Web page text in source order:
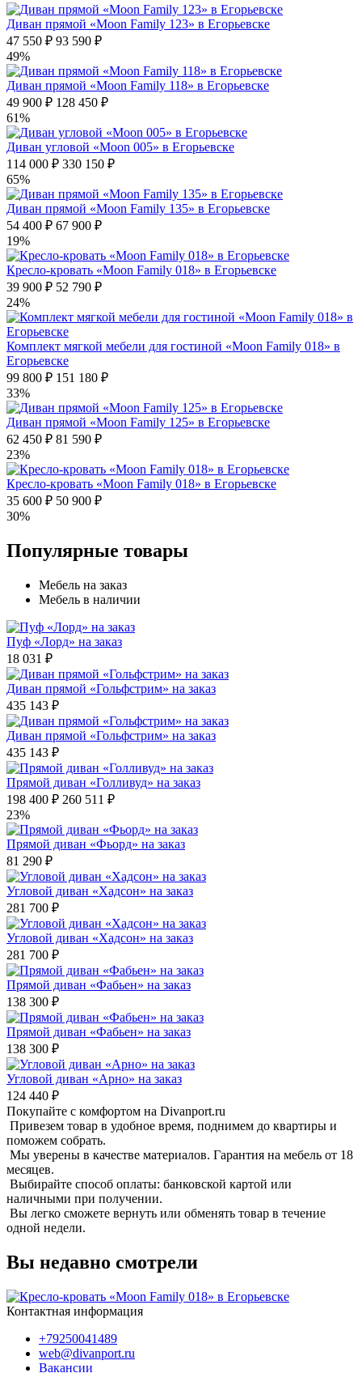
Диван прямой «Moon Family 123» в Егорьевске
47 550 ₽ 93 590 ₽
49%
Диван прямой «Moon Family 118» в Егорьевске
49 900 ₽ 128 450 ₽
61%
Диван угловой «Moon 005» в Егорьевске
114 000 ₽ 330 150 ₽
65%
Диван прямой «Moon Family 135» в Егорьевске
54 400 ₽ 67 900 ₽
19%
Кресло-кровать «Moon Family 018» в Егорьевске
39 900 ₽ 52 790 ₽
24%
Комплект мягкой мебели для гостиной «Moon Family 018» в
Егорьевске
99 800 ₽ 151 180 ₽
33%
Диван прямой «Moon Family 125» в Егорьевске
62 450 ₽ 81 590 ₽
23%
Кресло-кровать «Moon Family 018» в Егорьевске
35 600 ₽ 50 900 ₽
30%
Популярные товары
Мебель на заказ
Мебель в наличии
Пуф «Лорд» на заказ
18 031 ₽
Диван прямой «Гольфстрим» на заказ
435 143 ₽
Диван прямой «Гольфстрим» на заказ
435 143 ₽
Прямой диван «Голливуд» на заказ
198 400 ₽ 260 511 ₽
23%
Прямой диван «Фьорд» на заказ
81 290 ₽
Угловой диван «Хадсон» на заказ
281 700 ₽
Угловой диван «Хадсон» на заказ
281 700 ₽
Прямой диван «Фабьен» на заказ
138 300 ₽
Прямой диван «Фабьен» на заказ
138 300 ₽
Угловой диван «Арно» на заказ
124 440 ₽
Покупайте с комфортом на Divanport.ru
Привезем товар в удобное время, поднимем до квартиры и
поможем собрать.
Мы уверены в качестве материалов. Гарантия на мебель от 18
месяцев.
Выбирайте способ оплаты: банковской картой или
наличными при получении.
Вы легко сможете вернуть или обменять товар в течение
одной недели.
Вы недавно смотрели
Контактная информация
+79250041489
web@divanport.ru
Вакансии